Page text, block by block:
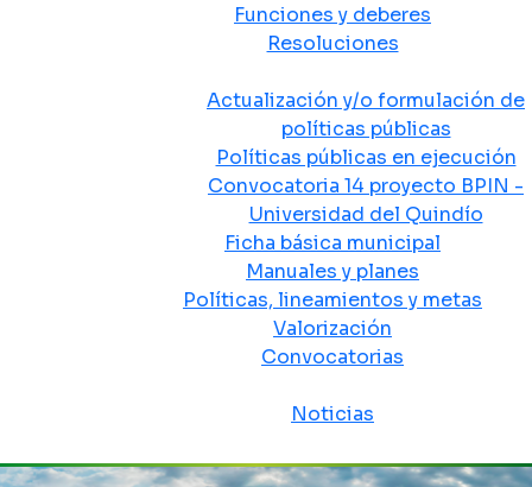
Funciones y deberes
Resoluciones
Actualización y/o formulación de
políticas públicas
Políticas públicas en ejecución
Convocatoria 14 proyecto BPIN -
Universidad del Quindío
Ficha básica municipal
Manuales y planes
Políticas, lineamientos y metas
Valorización
Convocatorias
Noticias